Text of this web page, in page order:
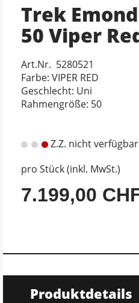
Trek
50 Viper
Art.Nr. 5280521
Farbe: VIPER RED
Geschlecht: Uni
Rahmengröße: 50
Z.Z. nicht verfügbar
pro Stück (inkl. MwSt.)
7.199,00
Produktdetails